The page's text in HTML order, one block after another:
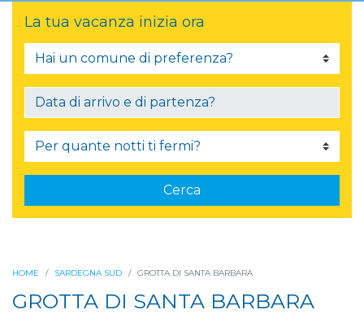
La tua vacanza inizia ora
Cerca
HOME SARDEGNA SUD GROTTA DI SANTA BARBARA
GROTTA DI SANTA BARBARA